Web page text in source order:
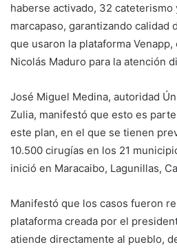
haberse activado, 32 cateterismo
marcapaso, garantizando calidad
que usaron la plataforma
Nicolás Maduro para la atención
José Miguel Medina, autoridad
Zulia, manifestó que esto es
este plan, en el que se tienen
10.500 cirugías en los 21
inició en Maracaibo, Lagunillas,
Manifestó que los casos fueron
plataforma creada por el
atiende directamente al pueblo,